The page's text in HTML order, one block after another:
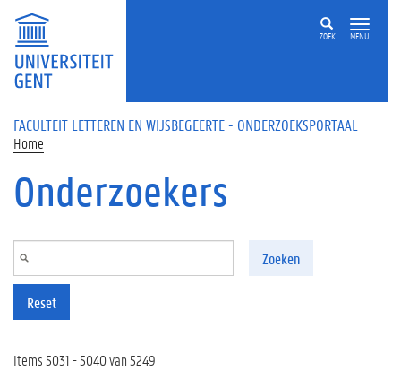
Overslaan en naar de inhoud gaan
ZOEK MENU
FACULTEIT LETTEREN EN WIJSBEGEERTE - ONDERZOEKSPORTAAL
Home
Onderzoekers
Zoeken
Reset
Items 5031 - 5040 van 5249